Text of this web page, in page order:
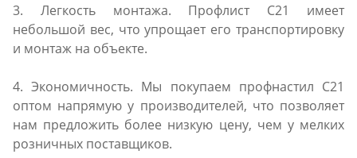
3. Легкость монтажа. Профлист С21 имеет
небольшой вес, что упрощает его транспортировку
и монтаж на объекте.
4. Экономичность. Мы покупаем профнастил С21
оптом напрямую у производителей, что позволяет
нам предложить более низкую цену, чем у мелких
розничных поставщиков.